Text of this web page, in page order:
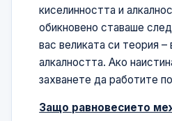
киселинността и
обикновено ставаше
вас великата си теория
алкалността. Ако
захванете да работите
Защо равновесието